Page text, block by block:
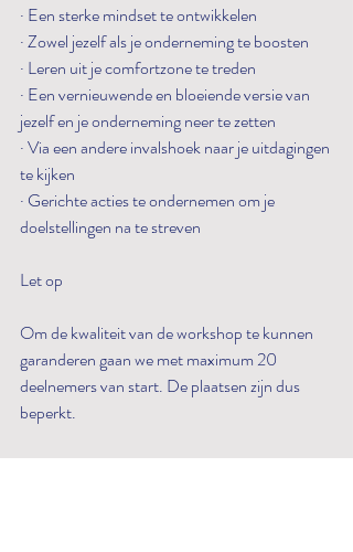
· Een sterke mindset te ontwikkelen
· Zowel jezelf als je onderneming te boosten
· Leren uit je comfortzone te treden
· Een vernieuwende en bloeiende versie van
jezelf en je onderneming neer te zetten
· Via een andere invalshoek naar je uitdagingen
te kijken
· Gerichte acties te ondernemen om je
doelstellingen na te streven
Let op
Om de kwaliteit van de workshop te kunnen
garanderen gaan we met maximum 20
deelnemers van start. De plaatsen zijn dus
beperkt.
Inschrijven en meer weten over het